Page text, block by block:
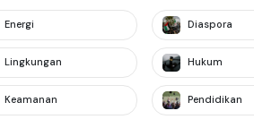
Energi Diaspora
Lingkungan Hukum
Keamanan Pendidikan